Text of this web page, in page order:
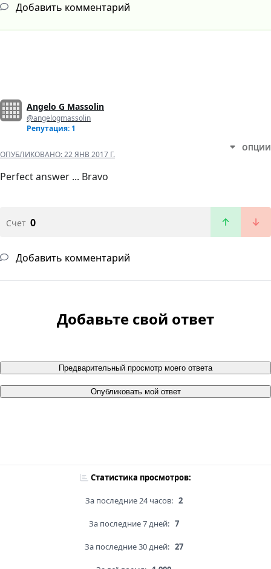
Добавить комментарий
Angelo G Massolin
@angelogmassolin
Репутация: 1
ОПУБЛИКОВАНО:22 ЯНВ 2017 Г.
ОПЦИИ
Perfect answer ... Bravo
Счет 0
Добавить комментарий
Добавьте свой ответ
Предварительный просмотр моего ответа
Опубликовать мой ответ
Статистика просмотров:
За последние 24 часов: 2
За последние 7 дней: 7
За последние 30 дней: 27